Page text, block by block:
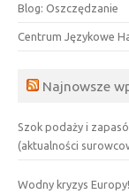
Blog: Oszczędzanie
Centrum Językowe
Najnowsze
Szok podaży i
(aktualności
Wodny kryzys